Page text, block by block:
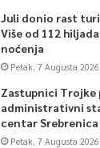
Juli donio rast
Više od 112
noćenja
Petak, 7 Augusta
Zastupnici Trojke
administrativni
centar Srebrenica
Petak, 7 Augusta